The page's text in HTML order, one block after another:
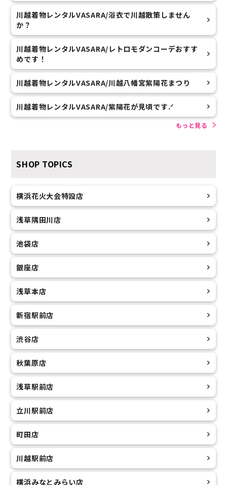
川越着物レンタルVASARA/浴衣で川越散策しません
か？
川越着物レンタルVASARA/レトロモダンコーデおすす
めです！
川越着物レンタルVASARA/川越八幡宮紫陽花まつり
川越着物レンタルVASARA/紫陽花が見頃です.ᐟ
もっと見る
SHOP TOPICS
横浜花火大会特設店
浅草隅田川店
池袋店
銀座店
浅草本店
新宿駅前店
渋谷店
秋葉原店
浅草駅前店
立川駅前店
町田店
川越駅前店
横浜みなとみらい店